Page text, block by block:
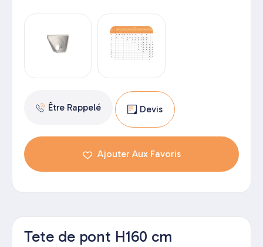
Être Rappelé Devis
Ajouter Aux Favoris
Tete de pont H160 cm